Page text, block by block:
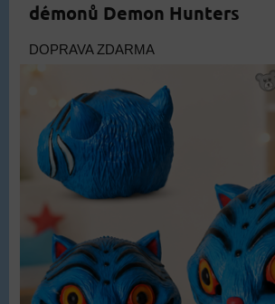
démonů Demon Hunters
DOPRAVA ZDARMA